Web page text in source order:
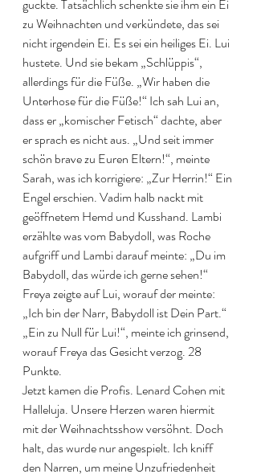
guckte. Tatsächlich schenkte sie ihm ein Ei
zu Weihnachten und verkündete, das sei
nicht irgendein Ei. Es sei ein heiliges Ei. Lui
hustete. Und sie bekam „Schlüppis“,
allerdings für die Füße. „Wir haben die
Unterhose für die Füße!“ Ich sah Lui an,
dass er „komischer Fetisch“ dachte, aber
er sprach es nicht aus. „Und seit immer
schön brave zu Euren Eltern!“, meinte
Sarah, was ich korrigiere: „Zur Herrin!“ Ein
Engel erschien. Vadim halb nackt mit
geöffnetem Hemd und Kusshand. Lambi
erzählte was vom Babydoll, was Roche
aufgriff und Lambi darauf meinte: „Du im
Babydoll, das würde ich gerne sehen!“
Freya zeigte auf Lui, worauf der meinte:
„Ich bin der Narr, Babydoll ist Dein Part.“
„Ein zu Null für Lui!“, meinte ich grinsend,
worauf Freya das Gesicht verzog. 28
Punkte.
Jetzt kamen die Profis. Lenard Cohen mit
Halleluja. Unsere Herzen waren hiermit
mit der Weihnachtsshow versöhnt. Doch
halt, das wurde nur angespielt. Ich kniff
den Narren, um meine Unzufriedenheit